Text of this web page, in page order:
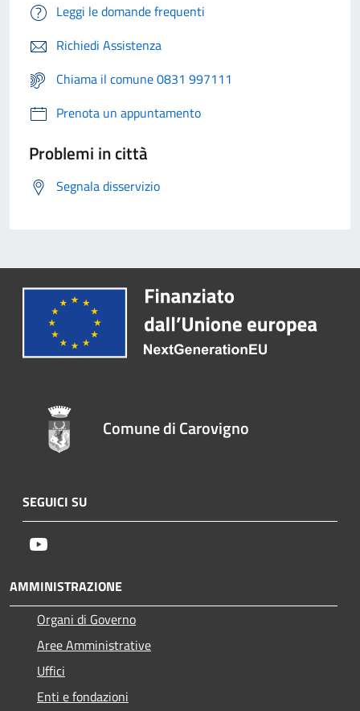
Leggi le domande frequenti
Richiedi Assistenza
Chiama il comune 0831 997111
Prenota un appuntamento
Problemi in città
Segnala disservizio
Comune di Carovigno
SEGUICI SU
AMMINISTRAZIONE
Organi di Governo
Aree Amministrative
Uffici
Enti e fondazioni